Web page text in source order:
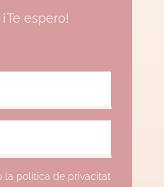
espero!
la política de privacitat